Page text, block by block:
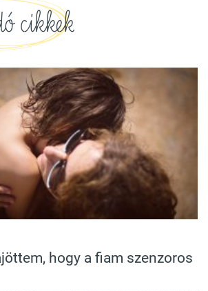
cikkek
hogy a fiam szenzoros